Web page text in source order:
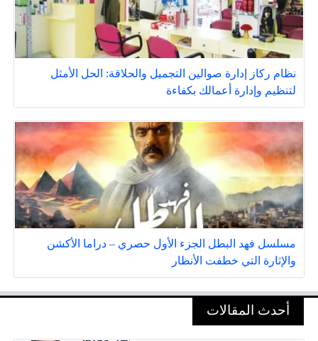
نظام ركاز إدارة صوالين التجميل والحلاقة: الحل الأمثل
لتنظيم وإدارة أعمالك بكفاءة
مسلسل فهد البطل الجزء الأول حصري – دراما الأكشن
والإثارة التي خطفت الأنظار
أحدث المقالات